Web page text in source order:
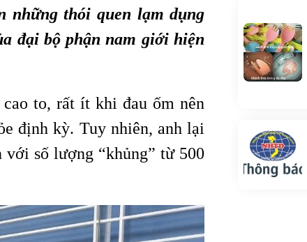
những thói quen lạm dụng
đại bộ phận nam giới hiện
to, rất ít khi đau ốm nên
định kỳ. Tuy nhiên, anh lại
số lượng “khủng” từ 500